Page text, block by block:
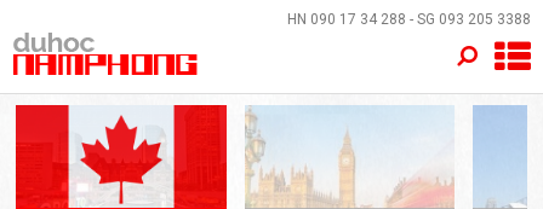
HN 090 17 34 288 - SG 093 205 3388
×
TRANG CHỦ
QUỐC GIA